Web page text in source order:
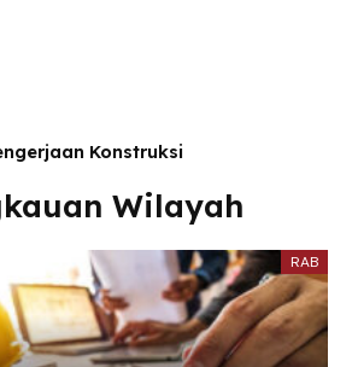
Konstruksi
Wilayah
RAB